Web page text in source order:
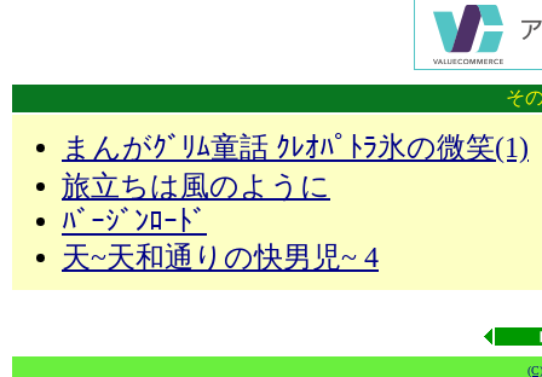
そ
まんがｸﾞﾘﾑ童話 ｸﾚｵﾊﾟﾄﾗ氷の微笑(1)
旅立ちは風のように
ﾊﾞｰｼﾞﾝﾛｰﾄﾞ
天~天和通りの快男児~ 4